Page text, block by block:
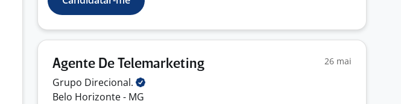
Agente De Telemarketing 26 mai
Grupo Direcional.
Belo Horizonte - MG